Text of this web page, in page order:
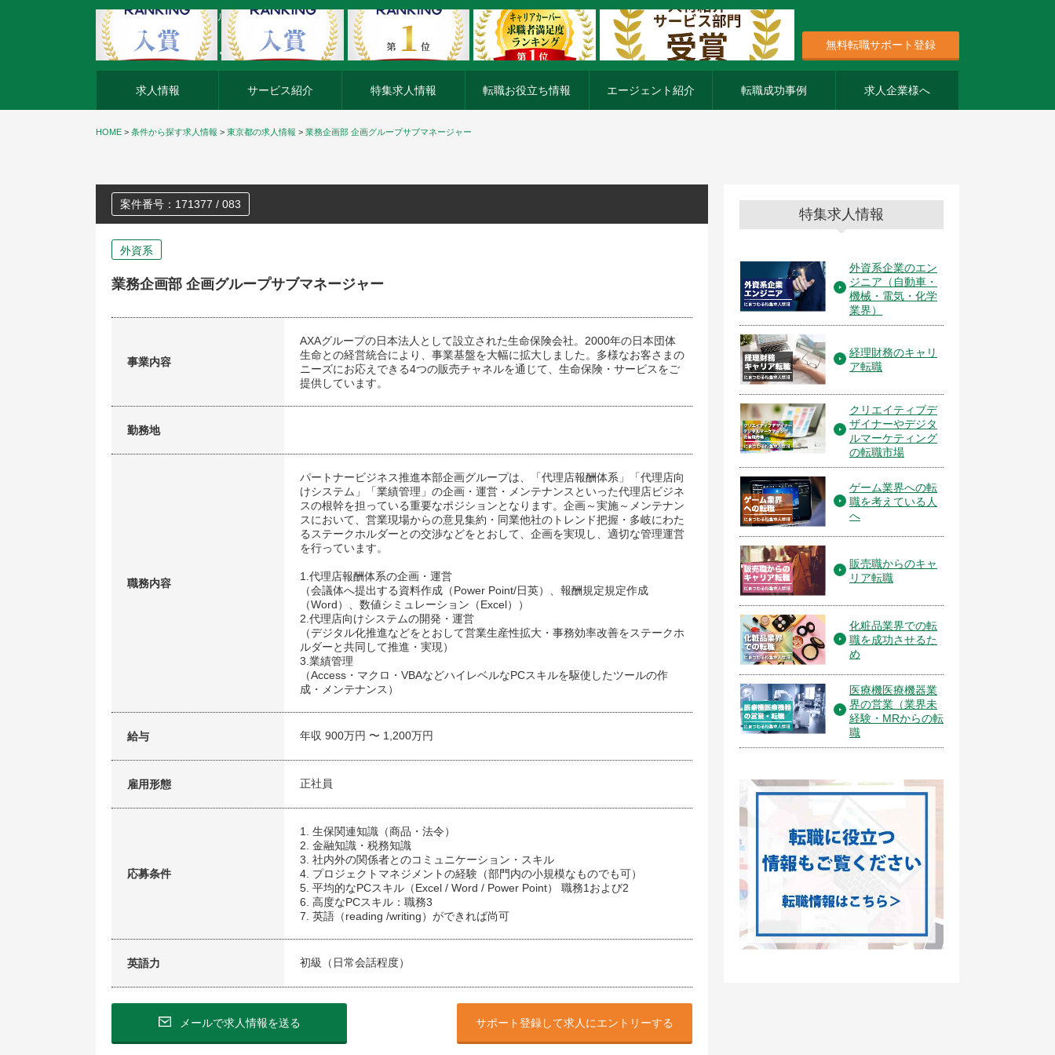
外資系企業の転職・キャリア転職ならアージスジャパン
無料転職サポート登録
求人情報 サービス紹介 特集求人情報 転職お役立ち情報 エージェント紹介 転職成功事例 求人企業様へ
HOME > 条件から探す求人情報 > 東京都の求人情報 > 業務企画部 企画グループサブマネージャー
案件番号：171377 / 083
外資系
業務企画部 企画グループサブマネージャー
事業内容
AXAグループの日本法人として設立された生命保険会社。2000年の日本団体
生命との経営統合により、事業基盤を大幅に拡大しました。多様なお客さまの
ニーズにお応えできる4つの販売チャネルを通じて、生命保険・サービスをご
提供しています。
勤務地
職務内容
パートナービジネス推進本部企画グループは、「代理店報酬体系」「代理店向
けシステム」「業績管理」の企画・運営・メンテナンスといった代理店ビジネ
スの根幹を担っている重要なポジションとなります。企画～実施～メンテナン
スにおいて、営業現場からの意見集約・同業他社のトレンド把握・多岐にわた
るステークホルダーとの交渉などをとおして、企画を実現し、適切な管理運営
を行っています。
1.代理店報酬体系の企画・運営
（会議体へ提出する資料作成（Power Point/日英）、報酬規定規定作成
（Word）、数値シミュレーション（Excel））
2.代理店向けシステムの開発・運営
（デジタル化推進などをとおして営業生産性拡大・事務効率改善をステークホ
ルダーと共同して推進・実現）
3.業績管理
（Access・マクロ・VBAなどハイレベルなPCスキルを駆使したツールの作
成・メンテナンス）
給与 年収 900万円 〜 1,200万円
雇用形態 正社員
応募条件
1. 生保関連知識（商品・法令）
2. 金融知識・税務知識
3. 社内外の関係者とのコミュニケーション・スキル
4. プロジェクトマネジメントの経験（部門内の小規模なものでも可）
5. 平均的なPCスキル（Excel / Word / Power Point） 職務1および2
6. 高度なPCスキル：職務3
7. 英語（reading /writing）ができれば尚可
英語力 初級（日常会話程度）
メールで求人情報を送る サポート登録して求人にエントリーする
特集求人情報
外資系企業のエン
ジニア（自動車・
機械・電気・化学
業界）
経理財務のキャリ
ア転職
クリエイティブデ
ザイナーやデジタ
ルマーケティング
の転職市場
ゲーム業界への転
職を考えている人
へ
販売職からのキャ
リア転職
化粧品業界での転
職を成功させるた
め
医療機医療機器業
界の営業（業界未
経験・MRからの転
職